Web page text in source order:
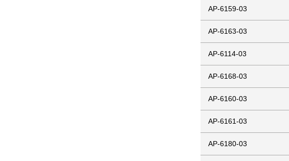
AP-6159-03
AP-6163-03
AP-6114-03
AP-6168-03
AP-6160-03
AP-6161-03
AP-6180-03